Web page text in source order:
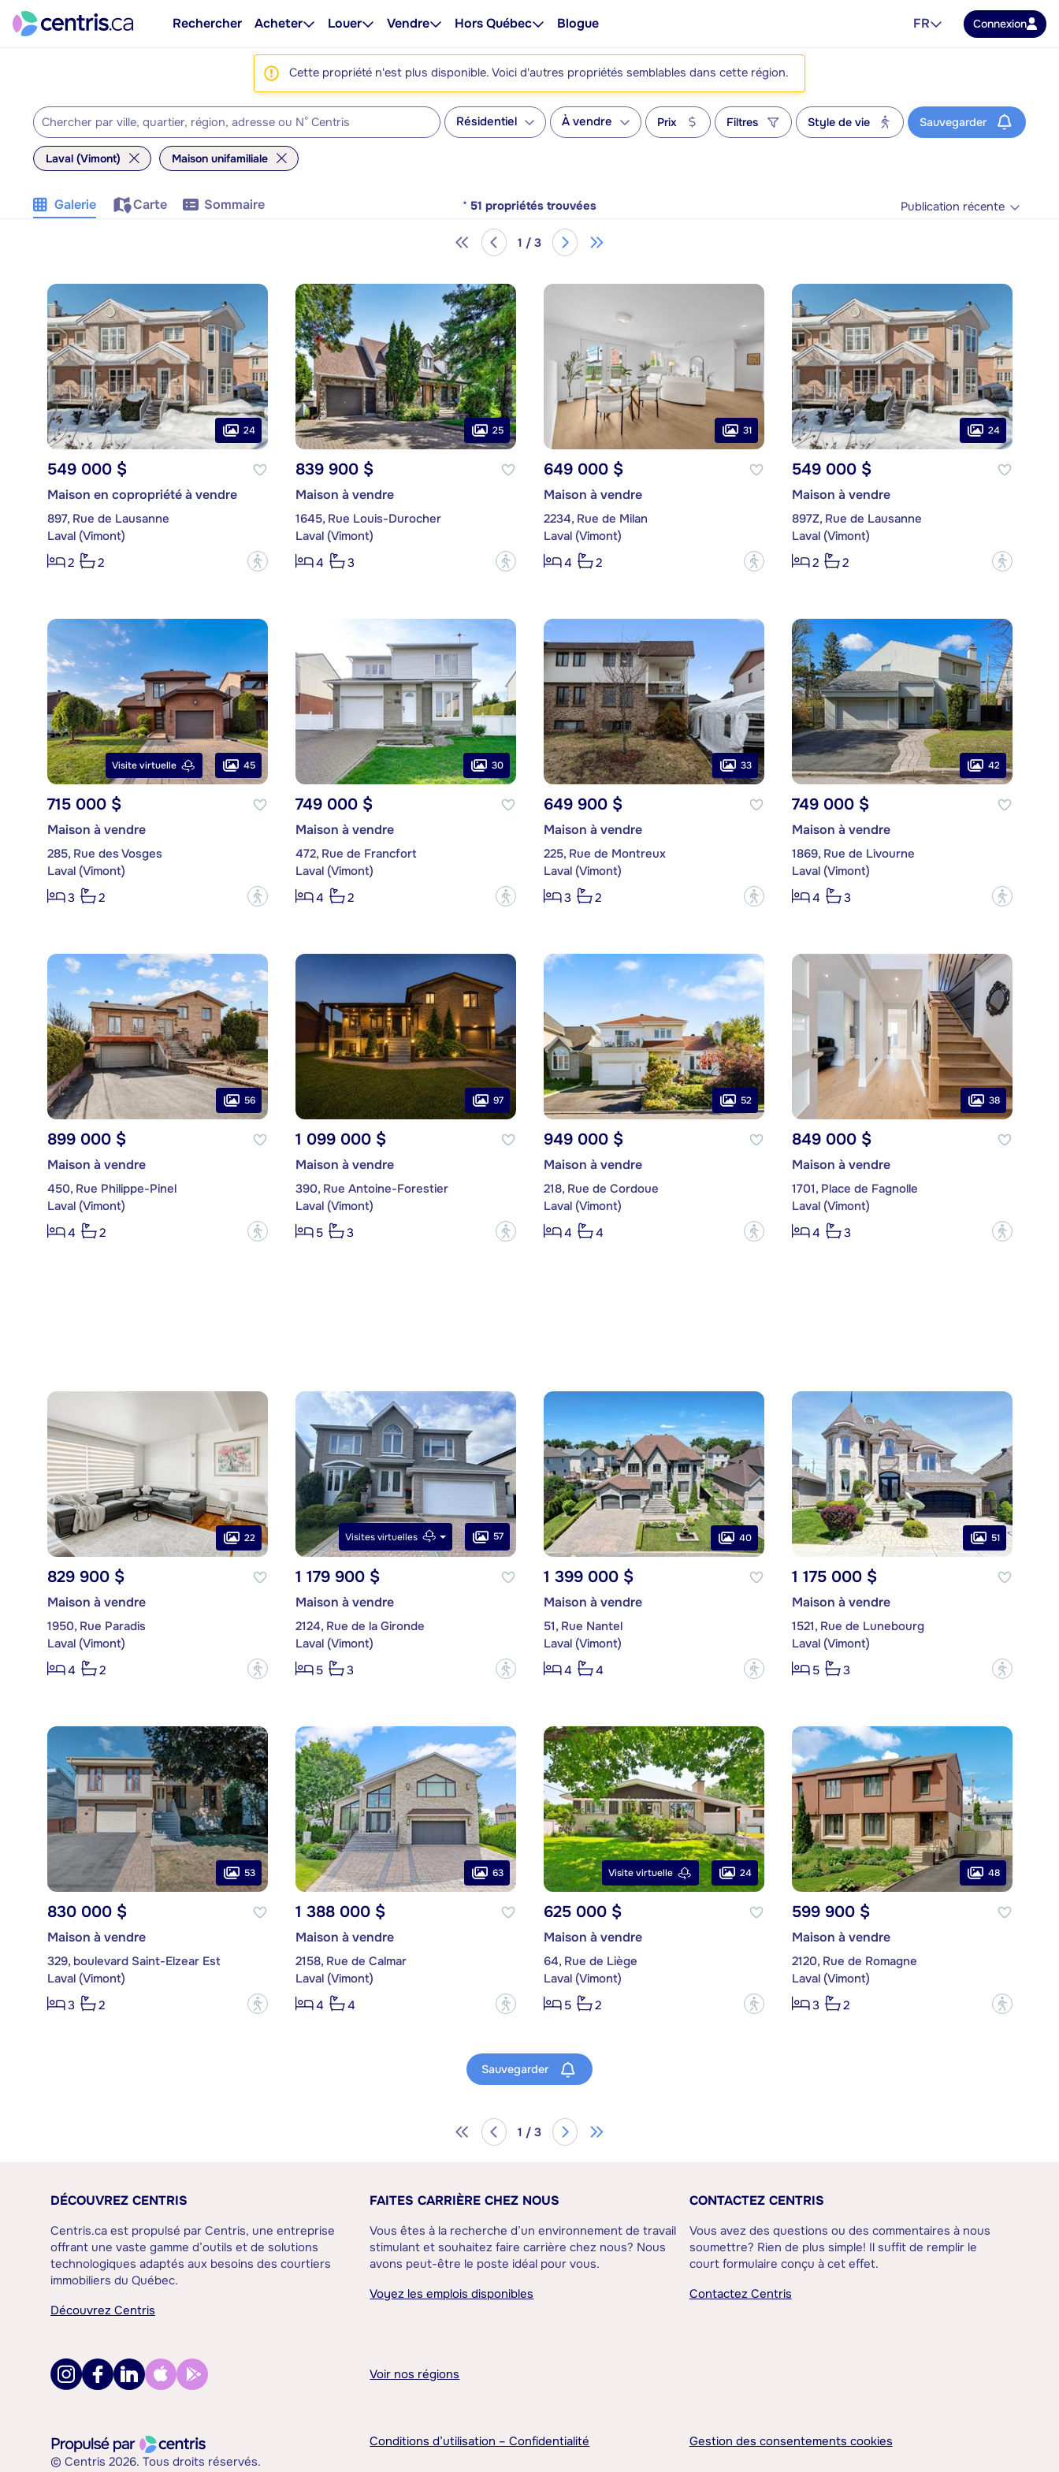
Rechercher Acheter Louer Vendre Hors Québec Blogue FR Connexion
Cette propriété n'est plus disponible. Voici d'autres propriétés semblables dans cette région.
Résidentiel À vendre Prix Filtres Style de vie Sauvegarder
Laval (Vimont) Maison unifamiliale
Galerie Carte Sommaire * 51 propriétés trouvées Publication récente
1 / 3
24
549 000 $
Maison en copropriété à vendre
897, Rue de Lausanne
Laval (Vimont)
2
2 ?
25
839 900 $
Maison à vendre
1645, Rue Louis-Durocher
Laval (Vimont)
4
3 ?
31
649 000 $
Maison à vendre
2234, Rue de Milan
Laval (Vimont)
4
2 ?
24
549 000 $
Maison à vendre
897Z, Rue de Lausanne
Laval (Vimont)
2
2 ?
Visite virtuelle 45
715 000 $
Maison à vendre
285, Rue des Vosges
Laval (Vimont)
3
2 ?
30
749 000 $
Maison à vendre
472, Rue de Francfort
Laval (Vimont)
4
2 ?
33
649 900 $
Maison à vendre
225, Rue de Montreux
Laval (Vimont)
3
2 ?
42
749 000 $
Maison à vendre
1869, Rue de Livourne
Laval (Vimont)
4
3 ?
56
899 000 $
Maison à vendre
450, Rue Philippe-Pinel
Laval (Vimont)
4
2 ?
97
1 099 000 $
Maison à vendre
390, Rue Antoine-Forestier
Laval (Vimont)
5
3 ?
52
949 000 $
Maison à vendre
218, Rue de Cordoue
Laval (Vimont)
4
4 ?
38
849 000 $
Maison à vendre
1701, Place de Fagnolle
Laval (Vimont)
4
3 ?
22
829 900 $
Maison à vendre
1950, Rue Paradis
Laval (Vimont)
4
2 ?
Visites virtuelles 57
1 179 900 $
Maison à vendre
2124, Rue de la Gironde
Laval (Vimont)
5
3 ?
40
1 399 000 $
Maison à vendre
51, Rue Nantel
Laval (Vimont)
4
4 ?
51
1 175 000 $
Maison à vendre
1521, Rue de Lunebourg
Laval (Vimont)
5
3 ?
53
830 000 $
Maison à vendre
329, boulevard Saint-Elzear Est
Laval (Vimont)
3
2 ?
63
1 388 000 $
Maison à vendre
2158, Rue de Calmar
Laval (Vimont)
4
4 ?
Visite virtuelle 24
625 000 $
Maison à vendre
64, Rue de Liège
Laval (Vimont)
5
2 ?
48
599 900 $
Maison à vendre
2120, Rue de Romagne
Laval (Vimont)
3
2 ?
Sauvegarder
1 / 3
DÉCOUVREZ CENTRIS
Centris.ca est propulsé par Centris, une entreprise
offrant une vaste gamme d’outils et de solutions
technologiques adaptés aux besoins des courtiers
immobiliers du Québec.
Découvrez Centris
FAITES CARRIÈRE CHEZ NOUS
Vous êtes à la recherche d’un environnement de travail
stimulant et souhaitez faire carrière chez nous? Nous
avons peut-être le poste idéal pour vous.
Voyez les emplois disponibles
CONTACTEZ CENTRIS
Vous avez des questions ou des commentaires à nous
soumettre? Rien de plus simple! Il suffit de remplir le
court formulaire conçu à cet effet.
Contactez Centris
Voir nos régions
© Centris 2026. Tous droits réservés.
Conditions d’utilisation – Confidentialité Gestion des consentements cookies